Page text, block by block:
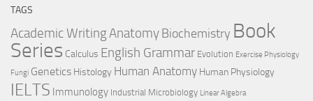
TAGS
Academic WritingAnatomyBiochemistry Book
Series Calculus English Grammar Evolution Exercise Physiology
Fungi Genetics Histology Human Anatomy Human Physiology
IELTS Immunology Industrial Microbiology Linear Algebra